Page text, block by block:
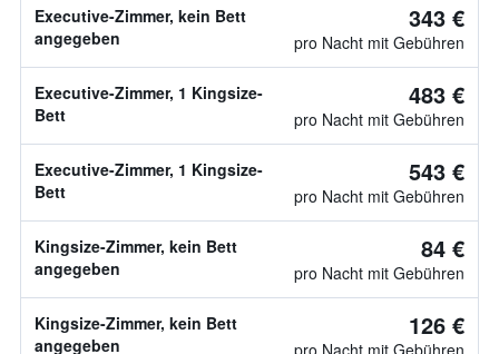
Executive-Zimmer, kein Bett
angegeben
343 €
pro Nacht mit Gebühren
Executive-Zimmer, 1 Kingsize-
Bett
483 €
pro Nacht mit Gebühren
Executive-Zimmer, 1 Kingsize-
Bett
543 €
pro Nacht mit Gebühren
Kingsize-Zimmer, kein Bett
angegeben
84 €
pro Nacht mit Gebühren
Kingsize-Zimmer, kein Bett
angegeben
126 €
pro Nacht mit Gebühren